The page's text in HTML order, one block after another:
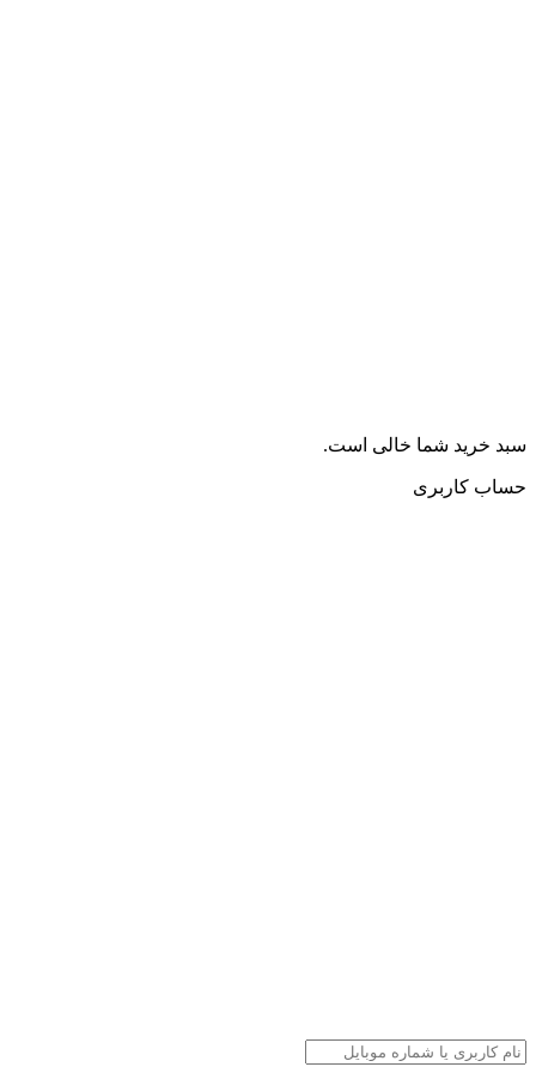
سبد خرید شما خالی است.
حساب کاربری